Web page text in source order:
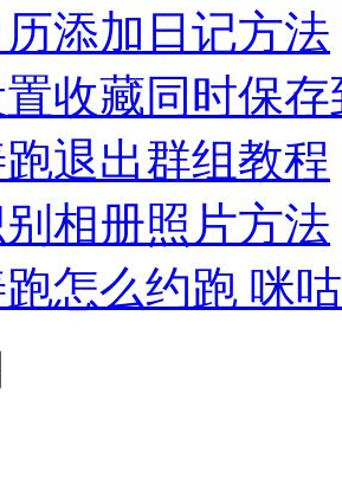
添加日记方法
收藏同时保
退出群组教程
相册照片方法
怎么约跑 咪